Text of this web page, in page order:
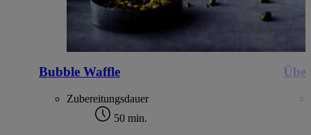
Bubble Waffle
Zubereitungsdauer
50 min.